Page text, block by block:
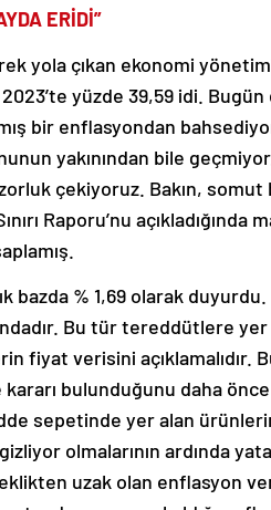
ERİDİ”
yola çıkan ekonomi
yüzde 39,59 idi.
bir enflasyondan
yakınından bile
çekiyoruz. Bakın, somut
Raporu’nu açıkladığında
bazda % 1,69 olarak
Bu tür tereddütlere
verisini açıklamalıdır.
bulunduğunu daha
sepetinde yer alan
olmalarının ardında
uzak olan enflasyon